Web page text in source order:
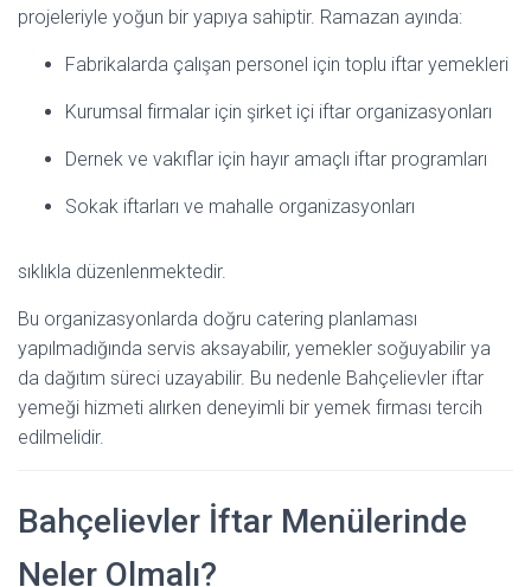
projeleriyle yoğun bir yapıya sahiptir. Ramazan ayında:
Fabrikalarda çalışan personel için toplu iftar yemekleri
Kurumsal firmalar için şirket içi iftar organizasyonları
Dernek ve vakıflar için hayır amaçlı iftar programları
Sokak iftarları ve mahalle organizasyonları
sıklıkla düzenlenmektedir.
Bu organizasyonlarda doğru catering planlaması
yapılmadığında servis aksayabilir, yemekler soğuyabilir ya
da dağıtım süreci uzayabilir. Bu nedenle Bahçelievler iftar
yemeği hizmeti alırken deneyimli bir yemek firması tercih
edilmelidir.
Bahçelievler İftar Menülerinde
Neler Olmalı?